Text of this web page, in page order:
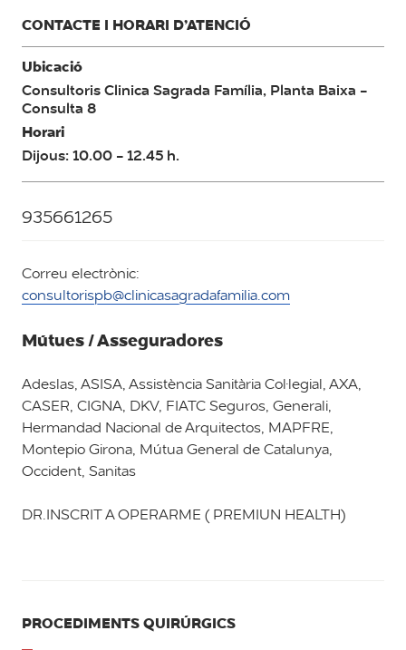
CONTACTE I HORARI D’ATENCIÓ
Ubicació
Consultoris Clinica Sagrada Família, Planta Baixa -
Consulta 8
Horari
Dijous: 10.00 - 12.45 h.
935661265
Correu electrònic:
consultorispb@clinicasagradafamilia.com
Mútues / Asseguradores
Adeslas, ASISA, Assistència Sanitària Col·legial, AXA,
CASER, CIGNA, DKV, FIATC Seguros, Generali,
Hermandad Nacional de Arquitectos, MAPFRE,
Montepio Girona, Mútua General de Catalunya,
Occident, Sanitas
DR.INSCRIT A OPERARME ( PREMIUN HEALTH)
PROCEDIMENTS QUIRÚRGICS